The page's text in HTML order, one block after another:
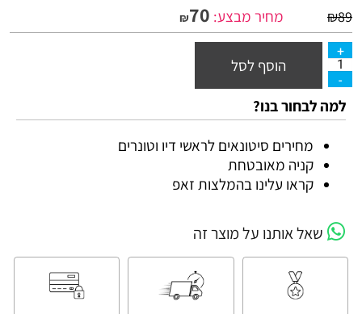
₪89 מחיר מבצע: ₪70
הוסף לסל
למה לבחור בנו?
מחירים סיטונאים לראשי דיו וטונרים
קניה מאובטחת
קראו עלינו בהמלצות זאפ
שאל אותנו על מוצר זה